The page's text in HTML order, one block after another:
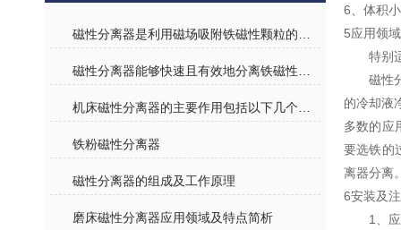
铁粉磁性分离器
磁性分离器的组成及工作原理
磨床磁性分离器应用领域及特点简析
6、体积
5应用领域
特别
磁性
的冷却液
多数的应
要选铁的
离器分离
6安装及
1、